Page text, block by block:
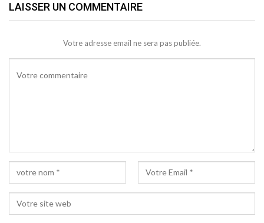
LAISSER UN COMMENTAIRE
Votre adresse email ne sera pas publiée.